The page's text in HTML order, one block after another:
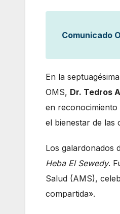
Comunicado
En la
OMS, Dr. Tedros
en
el bienestar de las
Los galardonados
Heba El Sewedy.
Salud (AMS),
compartida».